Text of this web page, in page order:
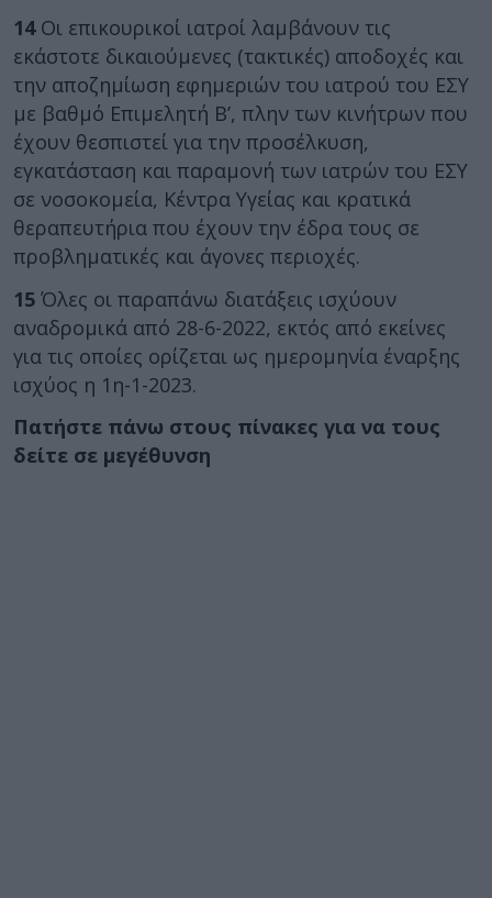
14 Οι επικουρικοί ιατροί λαμβάνουν τις
εκάστοτε δικαιούμενες (τακτικές) αποδοχές και
την αποζημίωση εφημεριών του ιατρού του ΕΣΥ
με βαθμό Επιμελητή Β’, πλην των κινήτρων που
έχουν θεσπιστεί για την προσέλκυση,
εγκατάσταση και παραμονή των ιατρών του ΕΣΥ
σε νοσοκομεία, Κέντρα Υγείας και κρατικά
θεραπευτήρια που έχουν την έδρα τους σε
προβληματικές και άγονες περιοχές.
15 Όλες οι παραπάνω διατάξεις ισχύουν
αναδρομικά από 28-6-2022, εκτός από εκείνες
για τις οποίες ορίζεται ως ημερομηνία έναρξης
ισχύος η 1η-1-2023.
Πατήστε πάνω στους πίνακες για να τους
δείτε σε μεγέθυνση